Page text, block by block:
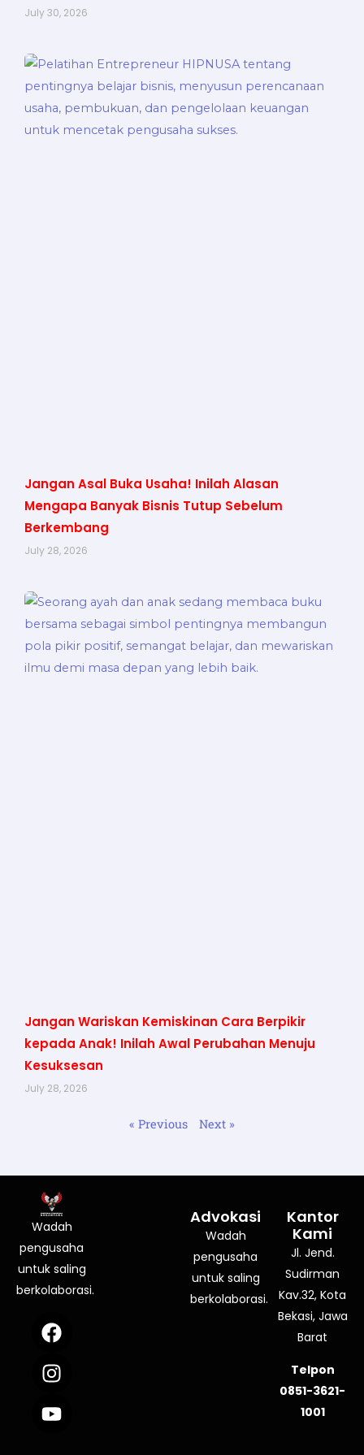
July 30, 2026
Jangan Asal Buka Usaha! Inilah Alasan
Mengapa Banyak Bisnis Tutup Sebelum
Berkembang
July 28, 2026
Jangan Wariskan Kemiskinan Cara Berpikir
kepada Anak! Inilah Awal Perubahan Menuju
Kesuksesan
July 28, 2026
« Previous Next »
Wadah
pengusaha
untuk saling
berkolaborasi.
F
a
c
e
b
o
I
n
s
t
a
g
Y
o
u
t
u
b
Advokasi
Wadah
pengusaha
untuk saling
berkolaborasi.
Kantor
Kami
Jl. Jend.
Sudirman
Kav.32, Kota
Bekasi, Jawa
Barat
Telpon
0851-3621-
1001